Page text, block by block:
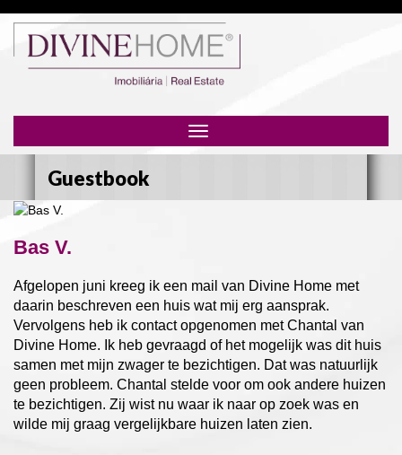
navigation
Guestbook
Bas V.
Afgelopen juni kreeg ik een mail van Divine Home met
daarin beschreven een huis wat mij erg aansprak.
Vervolgens heb ik contact opgenomen met Chantal van
Divine Home. Ik heb gevraagd of het mogelijk was dit huis
samen met mijn zwager te bezichtigen. Dat was natuurlijk
geen probleem. Chantal stelde voor om ook andere huizen
te bezichtigen. Zij wist nu waar ik naar op zoek was en
wilde mij graag vergelijkbare huizen laten zien.